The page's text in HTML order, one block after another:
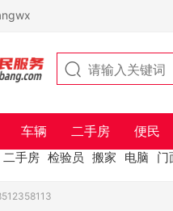
车辆 二手房 便民
二手房 检验员 搬家 电脑 门